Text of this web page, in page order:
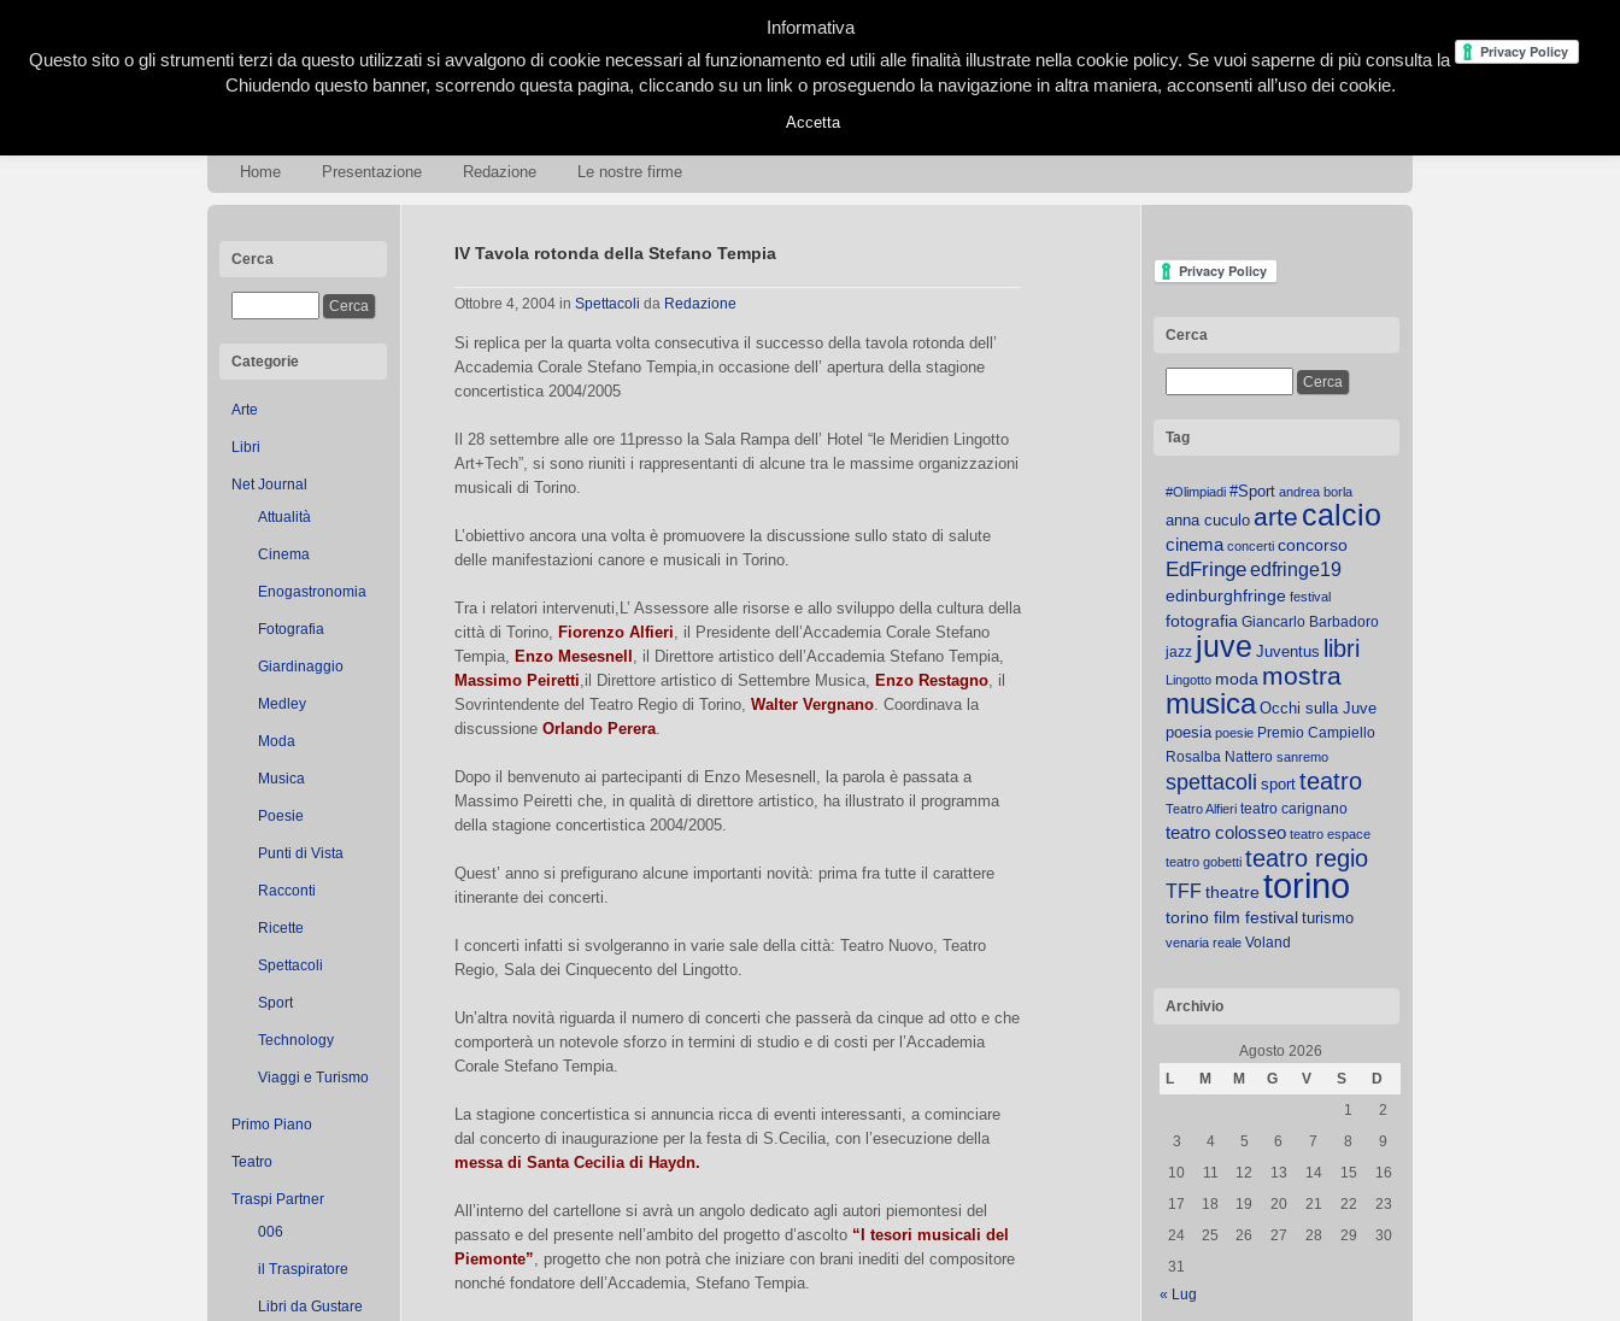
Home Presentazione Redazione Le nostre firme
Cerca
Categorie
Arte
Libri
Net Journal
Attualità
Cinema
Enogastronomia
Fotografia
Giardinaggio
Medley
Moda
Musica
Poesie
Punti di Vista
Racconti
Ricette
Spettacoli
Sport
Technology
Viaggi e Turismo
Primo Piano
Teatro
Traspi Partner
006
il Traspiratore
Libri da Gustare
IV Tavola rotonda della Stefano Tempia
Ottobre 4, 2004 in Spettacoli da Redazione
Si replica per la quarta volta consecutiva il successo della tavola rotonda dell’
Accademia Corale Stefano Tempia,in occasione dell’ apertura della stagione
concertistica 2004/2005
Il 28 settembre alle ore 11presso la Sala Rampa dell’ Hotel “le Meridien Lingotto
Art+Tech”, si sono riuniti i rappresentanti di alcune tra le massime organizzazioni
musicali di Torino.
L’obiettivo ancora una volta è promuovere la discussione sullo stato di salute
delle manifestazioni canore e musicali in Torino.
Tra i relatori intervenuti,L’ Assessore alle risorse e allo sviluppo della cultura della
città di Torino, Fiorenzo Alfieri, il Presidente dell’Accademia Corale Stefano
Tempia, Enzo Mesesnell , il Direttore artistico dell’Accademia Stefano Tempia,
Massimo Peiretti,il Direttore artistico di Settembre Musica, Enzo Restagno, il
Sovrintendente del Teatro Regio di Torino, Walter Vergnano. Coordinava la
discussione Orlando Perera.
Dopo il benvenuto ai partecipanti di Enzo Mesesnell, la parola è passata a
Massimo Peiretti che, in qualità di direttore artistico, ha illustrato il programma
della stagione concertistica 2004/2005.
Quest’ anno si prefigurano alcune importanti novità: prima fra tutte il carattere
itinerante dei concerti.
I concerti infatti si svolgeranno in varie sale della città: Teatro Nuovo, Teatro
Regio, Sala dei Cinquecento del Lingotto.
Un’altra novità riguarda il numero di concerti che passerà da cinque ad otto e che
comporterà un notevole sforzo in termini di studio e di costi per l’Accademia
Corale Stefano Tempia.
La stagione concertistica si annuncia ricca di eventi interessanti, a cominciare
dal concerto di inaugurazione per la festa di S.Cecilia, con l’esecuzione della
messa di Santa Cecilia di Haydn.
All’interno del cartellone si avrà un angolo dedicato agli autori piemontesi del
passato e del presente nell’ambito del progetto d’ascolto “I tesori musicali del
Piemonte”, progetto che non potrà che iniziare con brani inediti del compositore
nonché fondatore dell’Accademia, Stefano Tempia.
Cerca
Tag
#Olimpiadi #Sport andrea borla
anna cuculo arte calcio
cinema concerti concorso
EdFringeedfringe19
edinburghfringe festival
fotografia Giancarlo Barbadoro
jazz juve Juventus libri
Lingotto moda mostra
musica Occhi sulla Juve
poesia poesie Premio Campiello
Rosalba Nattero sanremo
spettacoli sport teatro
Teatro Alfieri teatro carignano
teatro colosseo teatro espace
teatro gobetti teatro regio
TFFtheatretorino
torino film festival turismo
venaria reale Voland
Archivio
Agosto 2026
L
M M G V S
D
1
2
3
4 5 6 7 8
9
10
11 12 13 14 15
16
17
18 19 20 21 22
23
24
25 26 27 28 29
30
31
« Lug
Informativa
Questo sito o gli strumenti terzi da questo utilizzati si avvalgono di cookie necessari al funzionamento ed utili alle finalità illustrate nella cookie policy. Se vuoi saperne di più consulta la
Chiudendo questo banner, scorrendo questa pagina, cliccando su un link o proseguendo la navigazione in altra maniera, acconsenti all’uso dei cookie.
Accetta